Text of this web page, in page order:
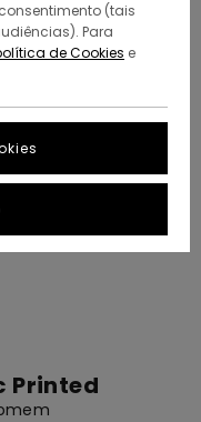
Printed
(tais
Para
de Cookies e